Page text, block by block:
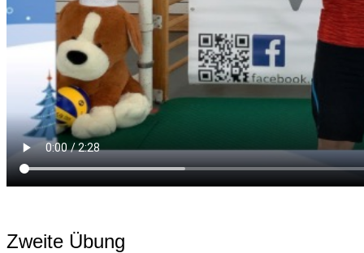
Zweite Übung